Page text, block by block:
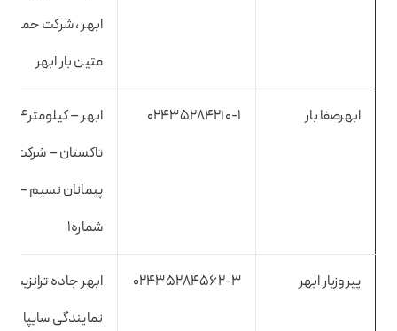
ابهر ، شرکت حمل
متین بار ابهر
ابهرصفا بار ۰۲۴۳۵۲۸۴۲۱۰-۱
تاکستان – شرکت
پیمانان نسیم –
شماره۱
پیروزبار ابهر ۰۲۴۳۵۲۸۴۵۶۲-۳
ابهر جاده
نمایندگی سایپا